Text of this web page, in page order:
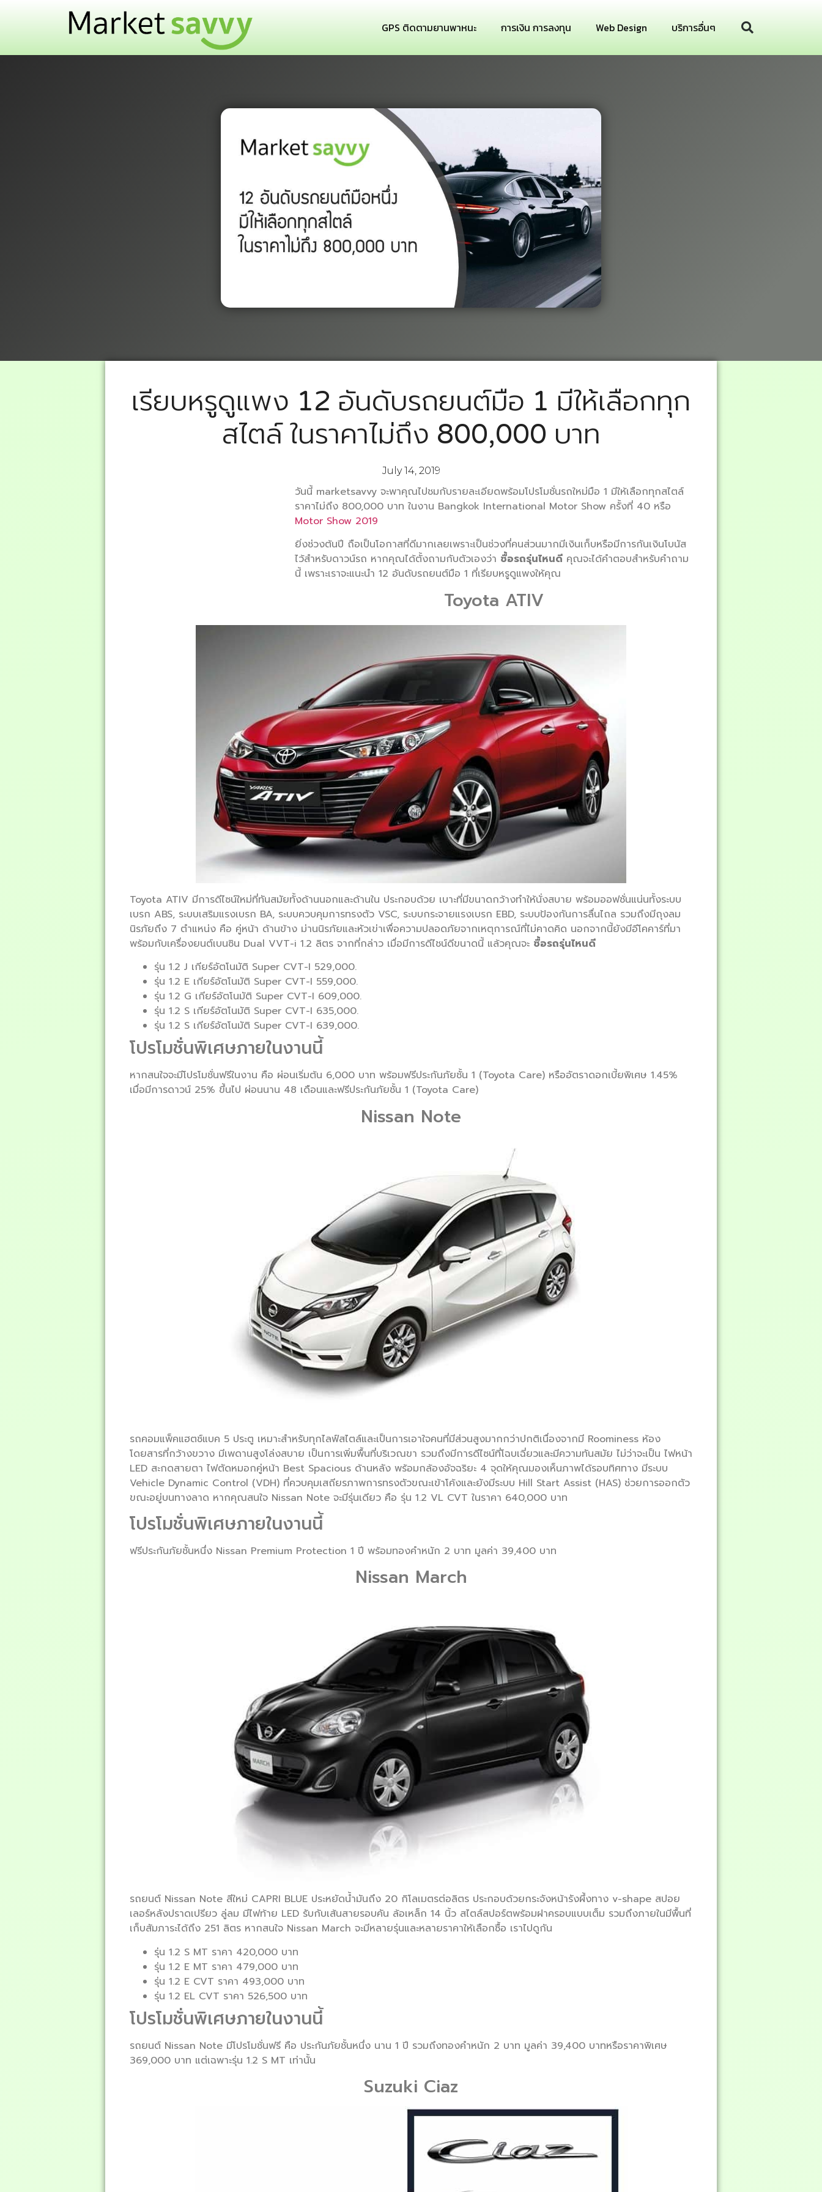
GPS ติดตามยานพาหนะ การเงิน การลงทุน Web Design บริการอื่นๆ
เรียบหรูดูแพง 12 อันดับรถยนต์มือ 1 มีให้เลือกทุก
สไตล์ ในราคาไม่ถึง 800,000 บาท
July 14, 2019
วันนี้ marketsavvy จะพาคุณไปชมกับรายละเอียดพร้อมโปรโมชั่นรถใหม่มือ 1 มีให้เลือกทุกสไตล์
ราคาไม่ถึง 800,000 บาท ในงาน Bangkok International Motor Show ครั้งที่ 40 หรือ
Motor Show 2019
ยิ่งช่วงต้นปี ถือเป็นโอกาสที่ดีมากเลยเพราะเป็นช่วงที่คนส่วนมากมีเงินเก็บหรือมีการกันเงินโบนัส
ไว้สำหรับดาวน์รถ หากคุณได้ตั้งถามกับตัวเองว่า ซื้อรถรุ่นไหนดี คุณจะได้คำตอบสำหรับคำถาม
นี้ เพราะเราจะแนะนำ 12 อันดับรถยนต์มือ 1 ที่เรียบหรูดูแพงให้คุณ
Toyota ATIV
Toyota ATIV มีการดีไซน์ใหม่ที่ทันสมัยทั้งด้านนอกและด้านใน ประกอบด้วย เบาะที่มีขนาดกว้างทำให้นั่งสบาย พร้อมออฟชั่นแน่นทั้งระบบ
เบรก ABS, ระบบเสริมแรงเบรก BA, ระบบควบคุมการทรงตัว VSC, ระบบกระจายแรงเบรก EBD, ระบบป้องกันการลื่นไถล รวมถึงมีถุงลม
นิรภัยถึง 7 ตำแหน่ง คือ คู่หน้า ด้านข้าง ม่านนิรภัยและหัวเข่าเพื่อความปลอดภัยจากเหตุการณ์ที่ไม่คาดคิด นอกจากนี้ยังมีอีโคคาร์ที่มา
พร้อมกับเครื่องยนต์เบนซิน Dual VVT-i 1.2 ลิตร จากที่กล่าว เมื่อมีการดีไชน์ดีขนาดนี้ แล้วคุณจะ ซื้อรถรุ่นไหนดี
รุ่น 1.2 J เกียร์อัตโนมัติ Super CVT-I 529,000.
รุ่น 1.2 E เกียร์อัตโนมัติ Super CVT-I 559,000.
รุ่น 1.2 G เกียร์อัตโนมัติ Super CVT-I 609,000.
รุ่น 1.2 S เกียร์อัตโนมัติ Super CVT-I 635,000.
รุ่น 1.2 S เกียร์อัตโนมัติ Super CVT-I 639,000.
โปรโมชั่นพิเศษภายในงานนี้
หากสนใจจะมีโปรโมชั่นฟรีในงาน คือ ผ่อนเริ่มต้น 6,000 บาท พร้อมฟรีประกันภัยชั้น 1 (Toyota Care) หรืออัตราดอกเบี้ยพิเศษ 1.45%
เมื่อมีการดาวน์ 25% ขึ้นไป ผ่อนนาน 48 เดือนและฟรีประกันภัยชั้น 1 (Toyota Care)
Nissan Note
รถคอมแพ็คแฮตช์แบค 5 ประตู เหมาะสำหรับทุกไลฟ์สไตล์และเป็นการเอาใจคนที่มีส่วนสูงมากกว่าปกติเนื่องจากมี Roominess ห้อง
โดยสารที่กว้างขวาง มีเพดานสูงโล่งสบาย เป็นการเพิ่มพื้นที่บริเวณขา รวมถึงมีการดีไซน์ที่โฉบเฉี่ยวและมีความทันสมัย ไม่ว่าจะเป็น ไฟหน้า
LED สะกดสายตา ไฟตัดหมอกคู่หน้า Best Spacious ด้านหลัง พร้อมกล้องอัจฉริยะ 4 จุดให้คุณมองเห็นภาพได้รอบทิศทาง มีระบบ
Vehicle Dynamic Control (VDH) ที่ควบคุมเสถียรภาพการทรงตัวขณะเข้าโค้งและยังมีระบบ Hill Start Assist (HAS) ช่วยการออกตัว
ขณะอยู่บนทางลาด หากคุณสนใจ Nissan Note จะมีรุ่นเดียว คือ รุ่น 1.2 VL CVT ในราคา 640,000 บาท
โปรโมชั่นพิเศษภายในงานนี้
ฟรีประกันภัยชั้นหนึ่ง Nissan Premium Protection 1 ปี พร้อมทองคำหนัก 2 บาท มูลค่า 39,400 บาท
Nissan March
รถยนต์ Nissan Note สีใหม่ CAPRI BLUE ประหยัดน้ำมันถึง 20 กิโลเมตรต่อลิตร ประกอบด้วยกระจังหน้ารังผึ้งทาง v-shape สปอย
เลอร์หลังปราดเปรียว ลู่ลม มีไฟท้าย LED รับกับเส้นสายรอบคัน ล้อเหล็ก 14 นิ้ว สไตล์สปอร์ตพร้อมฝาครอบแบบเต็ม รวมถึงภายในมีพื้นที่
เก็บสัมภาระได้ถึง 251 ลิตร หากสนใจ Nissan March จะมีหลายรุ่นและหลายราคาให้เลือกซื้อ เราไปดูกัน
รุ่น 1.2 S MT ราคา 420,000 บาท
รุ่น 1.2 E MT ราคา 479,000 บาท
รุ่น 1.2 E CVT ราคา 493,000 บาท
รุ่น 1.2 EL CVT ราคา 526,500 บาท
โปรโมชั่นพิเศษภายในงานนี้
รถยนต์ Nissan Note มีโปรโมชั่นฟรี คือ ประกันภัยชั้นหนึ่ง นาน 1 ปี รวมถึงทองคำหนัก 2 บาท มูลค่า 39,400 บาทหรือราคาพิเศษ
369,000 บาท แต่เฉพาะรุ่น 1.2 S MT เท่านั้น
Suzuki Ciaz